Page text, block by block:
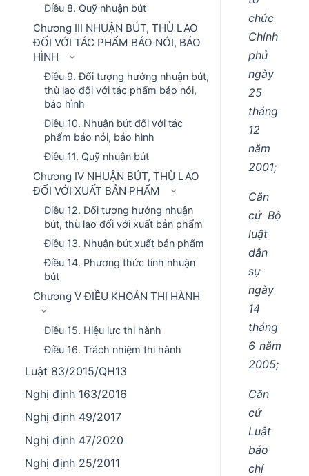
Điều 8. Quỹ nhuận bút
Chương III NHUẬN BÚT, THÙ LAO
ĐỐI VỚI TÁC PHẨM BÁO NÓI, BÁO
HÌNH
Điều 9. Đối tượng hưởng nhuận bút,
thù lao đối với tác phẩm báo nói,
báo hình
Điều 10. Nhuận bút đối với tác
phẩm báo nói, báo hình
Điều 11. Quỹ nhuận bút
Chương IV NHUẬN BÚT, THÙ LAO
ĐỐI VỚI XUẤT BẢN PHẨM
Điều 12. Đối tượng hưởng nhuận
bút, thù lao đối với xuất bản phẩm
Điều 13. Nhuận bút xuất bản phẩm
Điều 14. Phương thức tính nhuận
bút
Chương V ĐIỀU KHOẢN THI HÀNH
Điều 15. Hiệu lực thi hành
Điều 16. Trách nhiệm thi hành
Luật 83/2015/QH13
Nghị định 163/2016
Nghị định 49/2017
Nghị định 47/2020
Nghị định 25/2011
chức
Chính
phủ
ngày
25
tháng
12
năm
2001;
Căn
cứ Bộ
luật
dân
sự
ngày
14
tháng
6 năm
2005;
Căn
cứ
Luật
báo
chí